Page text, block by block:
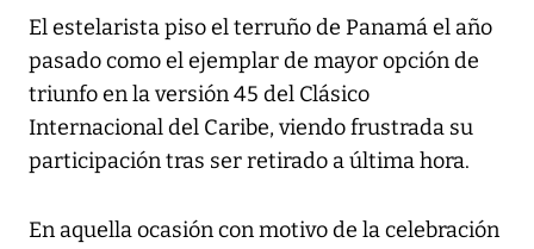
El estelarista piso el terruño de Panamá el año
pasado como el ejemplar de mayor opción de
triunfo en la versión 45 del Clásico
Internacional del Caribe, viendo frustrada su
participación tras ser retirado a última hora.
En aquella ocasión con motivo de la celebración